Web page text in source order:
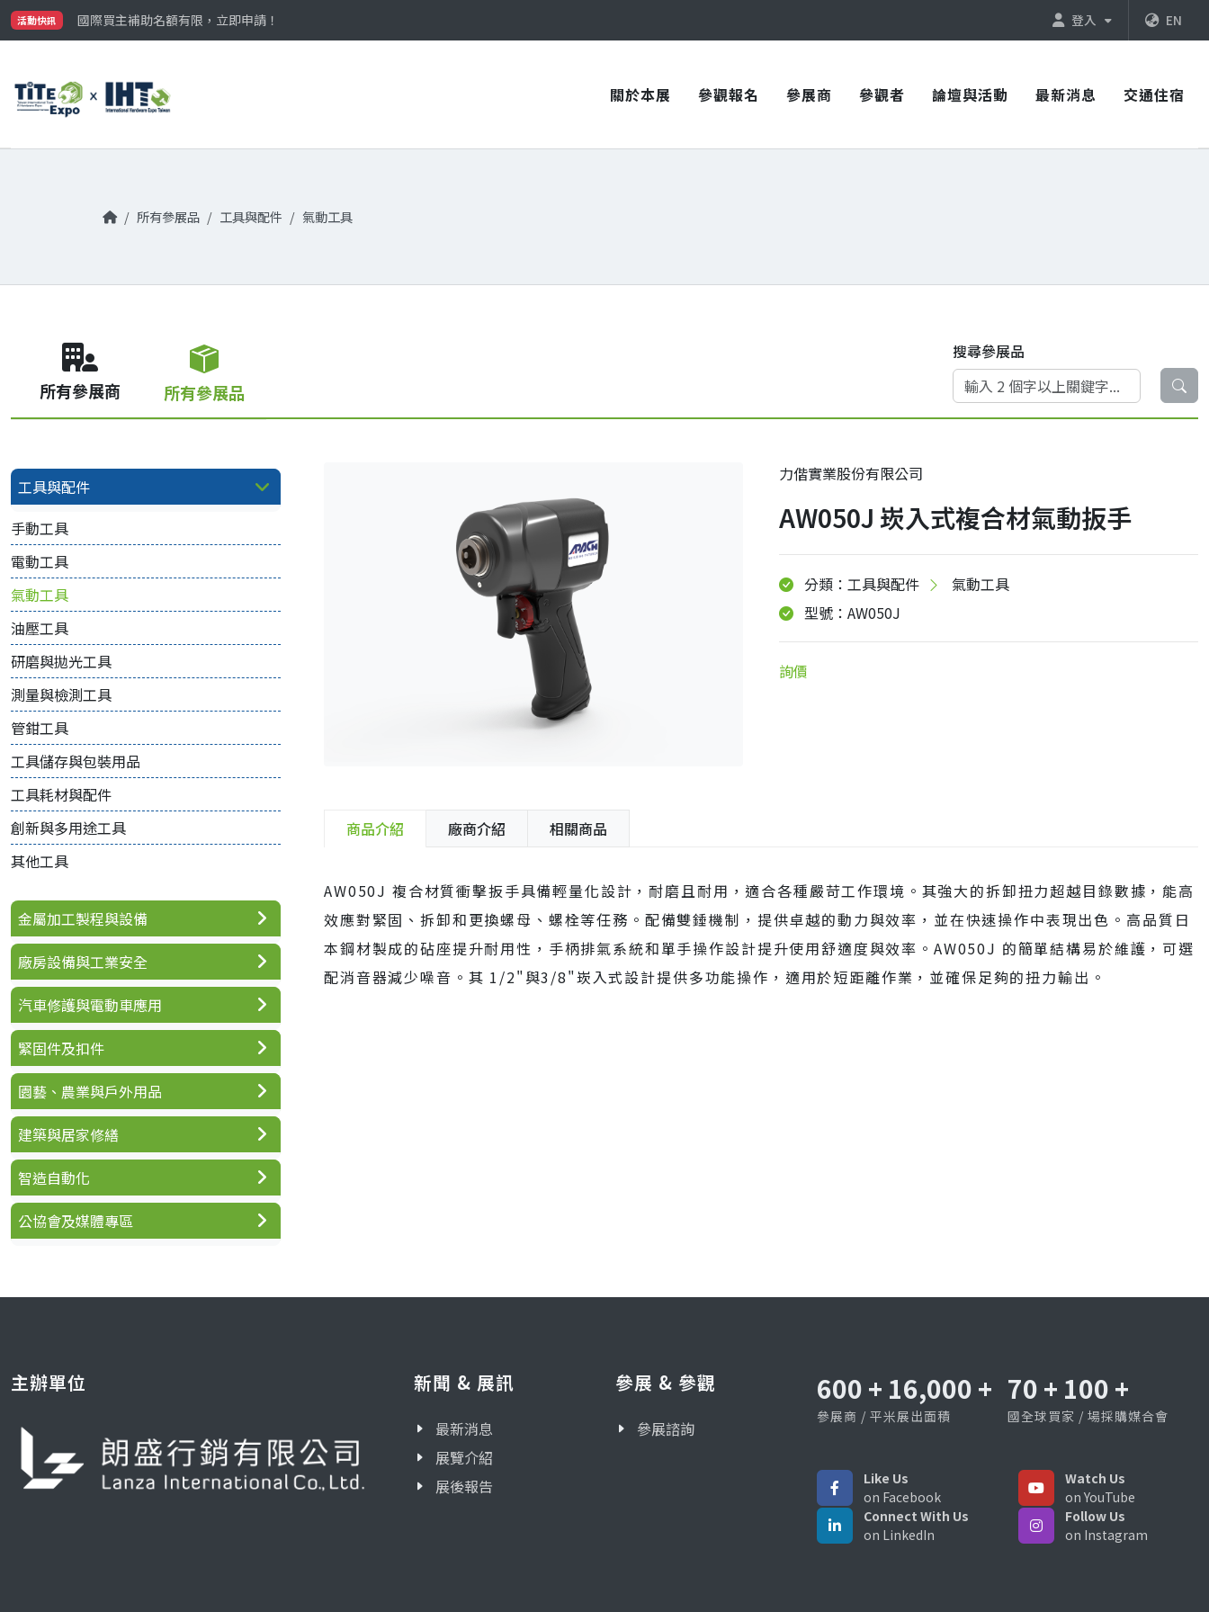
活動快訊
國際買主補助名額有限，立即申請！
參觀門票開放申請中‼️
登入 EN
關於本展 參觀報名 參展商 參觀者 論壇與活動 最新消息 交通住宿
所有參展品 工具與配件 氣動工具
所有參展商 所有參展品
搜尋參展品
力偕實業股份有限公司
AW050J 崁入式複合材氣動扳手
分類：工具與配件
氣動工具
型號：AW050J
詢價
商品介紹 廠商介紹 相關商品
AW050J 複合材質衝擊扳手具備輕量化設計，耐磨且耐用，適合各種嚴苛工作環境。其強大的拆卸扭力超越目錄數據，能高
效應對緊固、拆卸和更換螺母、螺栓等任務。配備雙錘機制，提供卓越的動力與效率，並在快速操作中表現出色。高品質日
本鋼材製成的砧座提升耐用性，手柄排氣系統和單手操作設計提升使用舒適度與效率。AW050J 的簡單結構易於維護，可選
配消音器減少噪音。其 1/2"與3/8"崁入式設計提供多功能操作，適用於短距離作業，並確保足夠的扭力輸出。
工具與配件
手動工具
電動工具
氣動工具
油壓工具
研磨與拋光工具
測量與檢測工具
管鉗工具
工具儲存與包裝用品
工具耗材與配件
創新與多用途工具
其他工具
金屬加工製程與設備
廠房設備與工業安全
汽車修護與電動車應用
緊固件及扣件
園藝、農業與戶外用品
建築與居家修繕
智造自動化
公協會及媒體專區
主辦單位 新聞 & 展訊
最新消息
展覽介紹
展後報告
參展 & 參觀
參展諮詢
600 + 16,000 +
參展商 / 平米展出面積
70 + 100 +
國全球買家 / 場採購媒合會
Like Us
on Facebook
Watch Us
on YouTube
Connect With Us
on LinkedIn
Follow Us
on Instagram